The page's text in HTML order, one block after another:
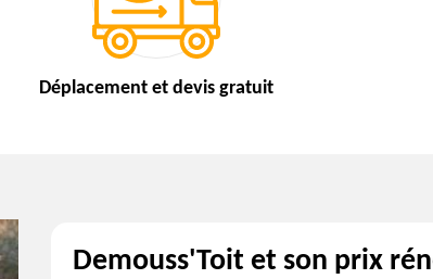
Déplacement et devis gratuit
Demouss'Toit et son prix